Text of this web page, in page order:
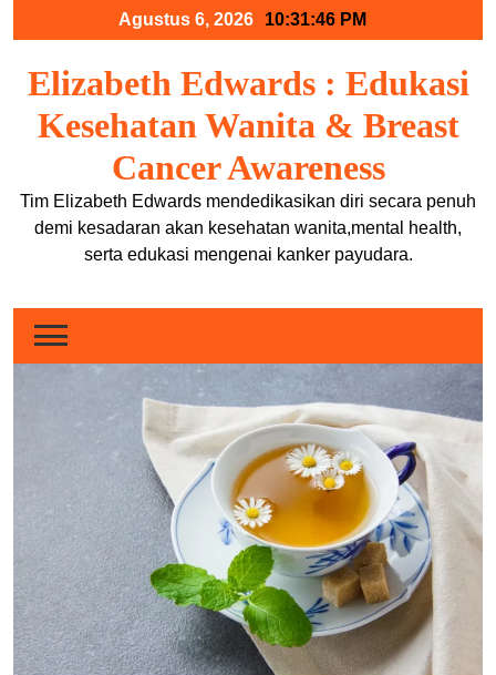
Agustus 6, 2026 10:31:46 PM
Elizabeth Edwards : Edukasi
Kesehatan Wanita & Breast
Cancer Awareness
Tim Elizabeth Edwards mendedikasikan diri secara penuh
demi kesadaran akan kesehatan wanita,mental health,
serta edukasi mengenai kanker payudara.